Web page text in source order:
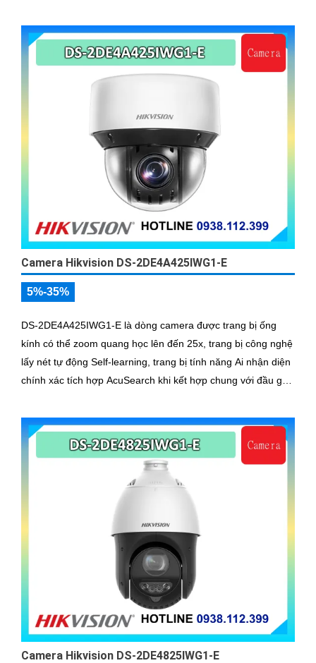
Camera Hikvision DS-2DE4A425IWG1-E
5%-35%
DS-2DE4A425IWG1-E là dòng camera được trang bị ống
kính có thể zoom quang học lên đến 25x, trang bị công nghệ
lấy nét tự động Self-learning, trang bị tính năng Ai nhận diện
chính xác tích hợp AcuSearch khi kết hợp chung với đầu ghi
Camera Hikvision DS-2DE4825IWG1-E